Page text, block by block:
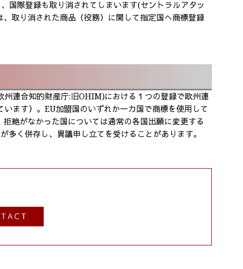
国際登録も取り消されてしまいます(セントラルアタッ
取り消された商品（役務）に関して指定国へ商標登録
連合知的財産庁:旧OHIM)における１つの登録で欧州連
ます）。EU加盟国のいずれか一カ国で商標を使用して
絶がなかった国については通常の各国出願に変更する
く併存し、異議申し立てを受けることがあります。